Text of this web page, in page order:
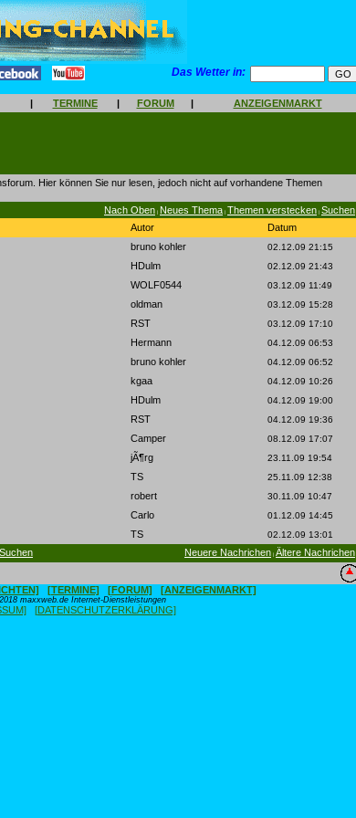
Das Wetter in:
| TERMINE | FORUM | ANZEIGENMARKT
Hier können Sie nur lesen, jedoch nicht auf vorhandene Themen
Nach Oben | Neues Thema | Themen verstecken | Suchen
Autor
Datum
bruno kohler 02.12.09 21:15
HDulm 02.12.09 21:43
WOLF0544 03.12.09 11:49
oldman 03.12.09 15:28
RST 03.12.09 17:10
Hermann 04.12.09 06:53
bruno kohler 04.12.09 06:52
kgaa 04.12.09 10:26
HDulm 04.12.09 19:00
RST 04.12.09 19:36
Camper 08.12.09 17:07
jÃ¶rg 23.11.09 19:54
TS 25.11.09 12:38
robert 30.11.09 10:47
Carlo 01.12.09 14:45
TS 02.12.09 13:01
Suchen Neuere Nachrichen | Ältere Nachrichen
[TERMINE] [FORUM] [ANZEIGENMARKT]
maxxweb.de Internet-Dienstleistungen
[DATENSCHUTZERKLÄRUNG]